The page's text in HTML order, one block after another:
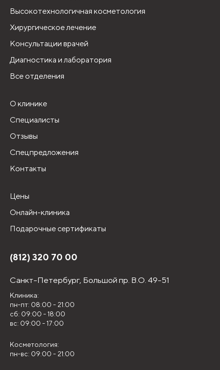
Высокотехнологичная косметология
Хирургическое лечение
Консультации врачей
Диагностика и лаборатория
Все отделения
О клинике
Специалисты
Отзывы
Спецпредложения
Контакты
Цены
Онлайн-клиника
Подарочные сертификаты
(812) 320 70 00
Санкт-Петербург, Большой пр. В.О. 49-51
Клиника:
пн-пт: 08:00 - 21:00
сб: 09:00 - 18:00
вс: 09:00 - 17:00
Косметология:
пн-вс: 09:00 - 21:00